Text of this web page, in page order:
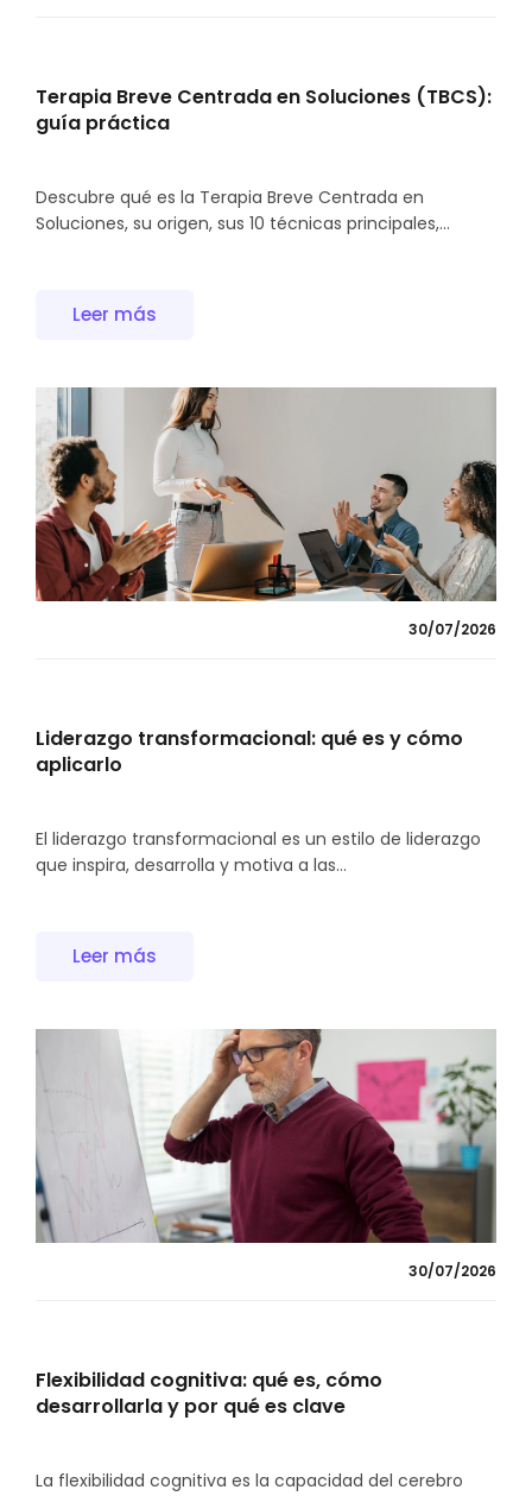
Terapia Breve Centrada en Soluciones (TBCS):
guía práctica
Descubre qué es la Terapia Breve Centrada en
Soluciones, su origen, sus 10 técnicas principales,...
Leer más
30/07/2026
Liderazgo transformacional: qué es y cómo
aplicarlo
El liderazgo transformacional es un estilo de liderazgo
que inspira, desarrolla y motiva a las...
Leer más
30/07/2026
Flexibilidad cognitiva: qué es, cómo
desarrollarla y por qué es clave
La flexibilidad cognitiva es la capacidad del cerebro